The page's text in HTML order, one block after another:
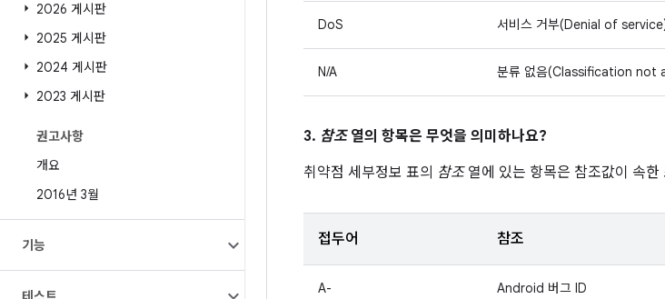
2026 게시판
2025 게시판
2024 게시판
2023 게시판
권고사항
개요
2016년 3월
기능
DoS 서비스 거부(Denial of
N/A 분류 없음(Classification not
3. 참조열의 항목은 무엇을 의미하나요?
취약점 세부정보 표의 참조열에 있는 항목은 참조값이 속한
접두어 참조
A- Android 버그 ID